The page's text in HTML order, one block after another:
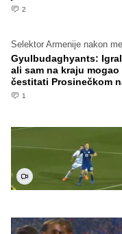
2
Selektor Armenije nakon
Gyulbudaghyants:
ali sam na kraju mogao
čestitati Prosinečkom
1